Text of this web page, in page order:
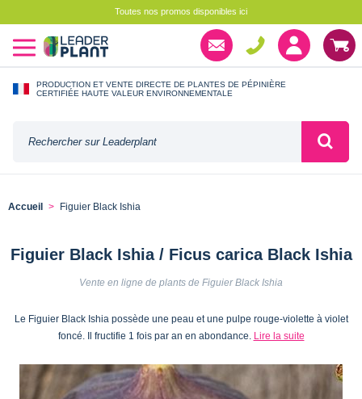
Toutes nos promos disponibles ici
PRODUCTION ET VENTE DIRECTE DE PLANTES DE PÉPINIÈRE
CERTIFIÉE HAUTE VALEUR ENVIRONNEMENTALE
Accueil Figuier Black Ishia
Figuier Black Ishia / Ficus carica Black Ishia
Vente en ligne de plants de Figuier Black Ishia
Le Figuier Black Ishia possède une peau et une pulpe rouge-violette à violet
foncé. Il fructifie 1 fois par an en abondance. Lire la suite